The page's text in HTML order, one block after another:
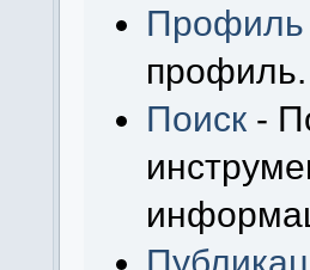
Профиль
профиль.
Поиск -